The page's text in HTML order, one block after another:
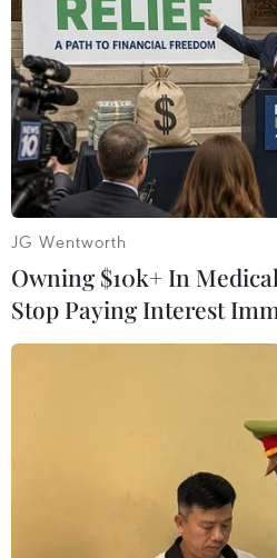
TIN LIÊN QUAN
Hàng chục vụ hỏa
miền Bắc Tây Ban Nha
JG Wentworth
Owning $10k+ In
Stop Paying Interest